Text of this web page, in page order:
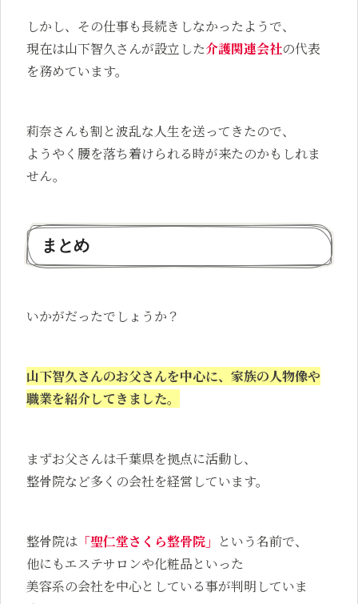
しかし、その仕事も長続きしなかったようで、
現在は山下智久さんが設立した介護関連会社の代表
を務めています。
莉奈さんも割と波乱な人生を送ってきたので、
ようやく腰を落ち着けられる時が来たのかもしれま
せん。
まとめ
いかがだったでしょうか？
山下智久さんのお父さんを中心に、 家族の人物像や
職業を紹介してきました。
まずお父さんは千葉県を拠点に活動し、
整骨院など多くの会社を経営しています。
整骨院は 「聖仁堂さくら整骨院」 という名前で、
他にもエステサロンや化粧品といった
美容系の会社を中心としている事が判明していま